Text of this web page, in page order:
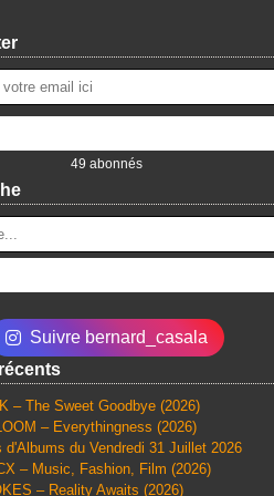
49 abonnés
Suivre bernard_casala
– The Sweet Goodbye (2026)
– Everythingness (2026)
d'Albums du Vendredi 31 Juillet 2026
– Music, Fashion, Film (2026)
– Reality Awaits (2026)